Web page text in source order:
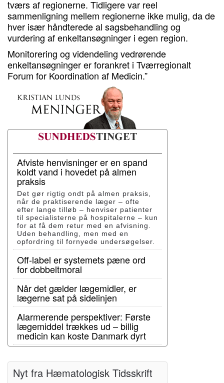
tværs af regionerne. Tidligere var reel
sammenligning mellem regionerne ikke mulig, da de
hver især håndterede al sagsbehandling og
vurdering af enkeltansøgninger i egen region.
Monitorering og videndeling vedrørende
enkeltansøgninger er forankret i Tværregionalt
Forum for Koordination af Medicin.”
Afviste henvisninger er en spand
koldt vand i hovedet på almen
praksis
Det gør rigtig ondt på almen praksis,
når de praktiserende læger – ofte
efter lange tilløb – henviser patienter
til specialisterne på hospitalerne – kun
for at få dem retur med en afvisning.
Uden behandling, men med en
opfordring til fornyede undersøgelser.
Off-label er systemets pæne ord
for dobbeltmoral
Når det gælder lægemidler, er
lægerne sat på sidelinjen
Alarmerende perspektiver: Første
lægemiddel trækkes ud – billig
medicin kan koste Danmark dyrt
Nyt fra Hæmatologisk Tidsskrift